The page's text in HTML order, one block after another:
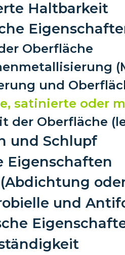
Haltbarkeit
Oberfläche
und
satinierte oder
der Oberfläche
und Schlupf
Eigenschaften
und